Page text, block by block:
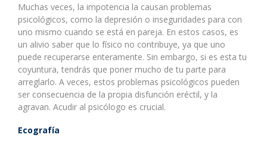
Muchas veces, la impotencia la causan problemas
psicológicos, como la depresión o inseguridades para con
uno mismo cuando se está en pareja. En estos casos, es
un alivio saber que lo físico no contribuye, ya que uno
puede recuperarse enteramente. Sin embargo, si es esta tu
coyuntura, tendrás que poner mucho de tu parte para
arreglarlo. A veces, estos problemas psicológicos pueden
ser consecuencia de la propia disfunción eréctil, y la
agravan. Acudir al psicólogo es crucial.
Ecografía